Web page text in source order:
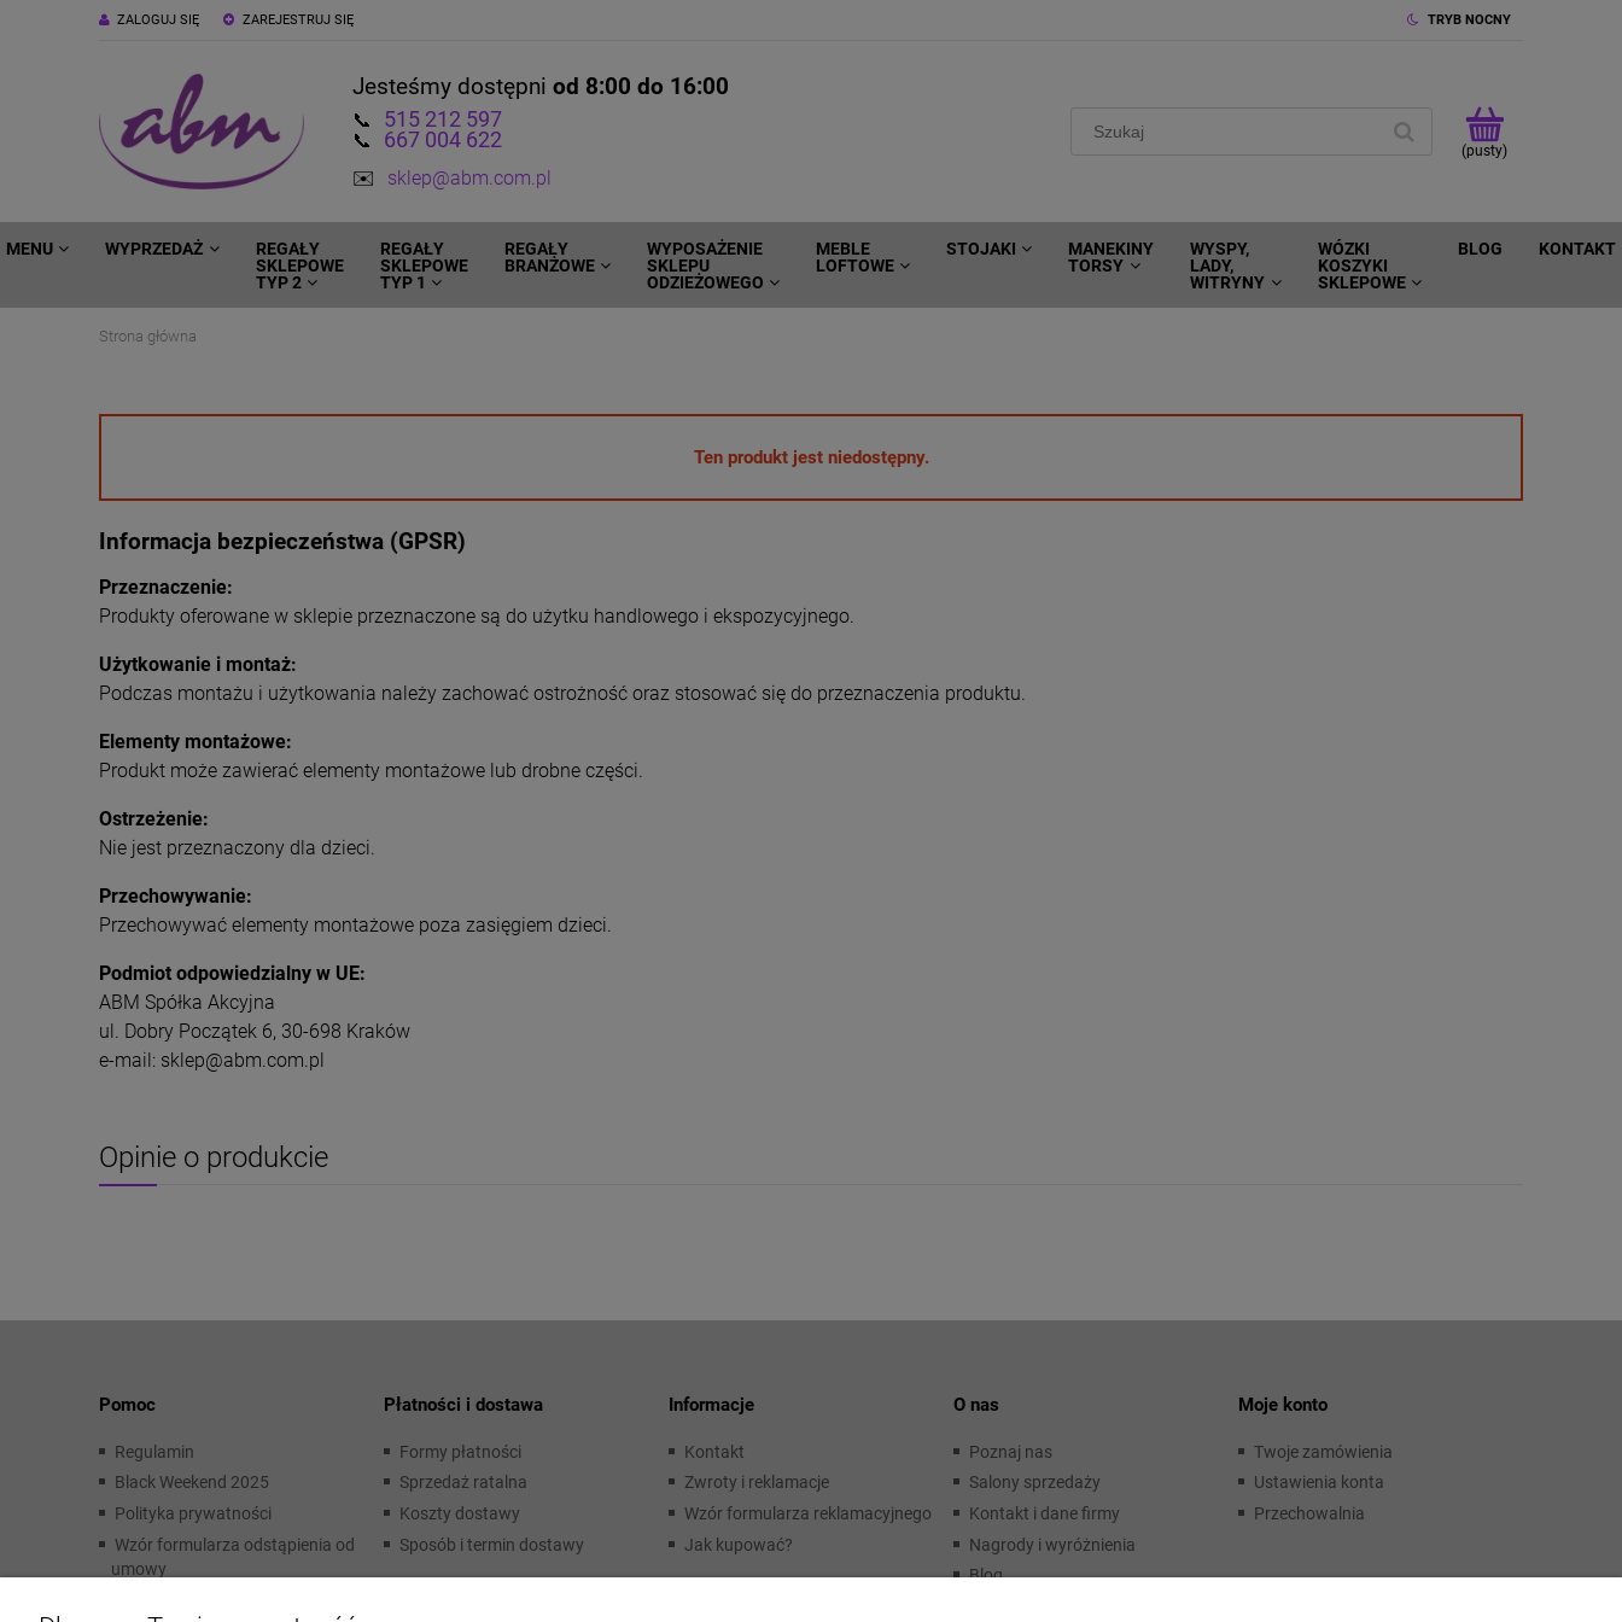
ZAREJESTRUJ SIĘ
ZALOGUJ SIĘ TRYB NOCNY
Jesteśmy dostępni od 8:00 do 16:00
📞 515 212 597
📞 667 004 622
✉️ sklep@abm.com.pl
(pusty)
MENU WYPRZEDAŻ
REGAŁY
SKLEPOWE
TYP 2
REGAŁY
SKLEPOWE
TYP 1
REGAŁY
BRANŻOWE
WYPOSAŻENIE
SKLEPU
ODZIEŻOWEGO
MEBLE
LOFTOWE
STOJAKI
MANEKINY
TORSY
WYSPY,
LADY,
WITRYNY
WÓZKI
KOSZYKI
SKLEPOWE
BLOG KONTAKT
Strona główna
Ten produkt jest niedostępny.
Informacja bezpieczeństwa (GPSR)
Przeznaczenie:
Produkty oferowane w sklepie przeznaczone są do użytku handlowego i ekspozycyjnego.
Użytkowanie i montaż:
Podczas montażu i użytkowania należy zachować ostrożność oraz stosować się do przeznaczenia produktu.
Elementy montażowe:
Produkt może zawierać elementy montażowe lub drobne części.
Ostrzeżenie:
Nie jest przeznaczony dla dzieci.
Przechowywanie:
Przechowywać elementy montażowe poza zasięgiem dzieci.
Podmiot odpowiedzialny w UE:
ABM Spółka Akcyjna
ul. Dobry Początek 6, 30-698 Kraków
e-mail: sklep@abm.com.pl
Opinie o produkcie
Pomoc
Regulamin
Black Weekend 2025
Polityka prywatności
Wzór formularza odstąpienia od
umowy
Płatności i dostawa
Formy płatności
Sprzedaż ratalna
Koszty dostawy
Sposób i termin dostawy
Informacje
Kontakt
Zwroty i reklamacje
Wzór formularza reklamacyjnego
Jak kupować?
O nas
Poznaj nas
Salony sprzedaży
Kontakt i dane firmy
Nagrody i wyróżnienia
Blog
Moje konto
Twoje zamówienia
Ustawienia konta
Przechowalnia